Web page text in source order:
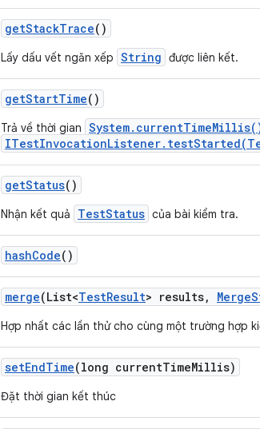
getStackTrace()
Lấy dấu vết ngăn xếp String được liên kết.
getStartTime()
Trả về thời gian
getStatus()
Nhận kết quả TestStatus của bài kiểm tra.
hashCode()
merge(List<TestResult> results, Merge
Hợp nhất các lần thử cho cùng một trường hợp
setEndTime(long currentTimeMillis)
Đặt thời gian kết thúc